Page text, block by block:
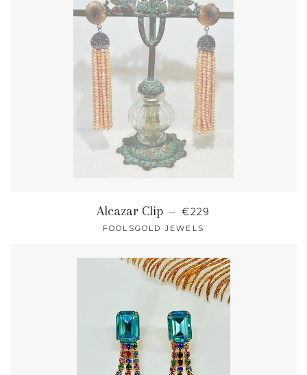
Alcazar Clip — NORMALER PREIS
€229
FOOLSGOLD JEWELS